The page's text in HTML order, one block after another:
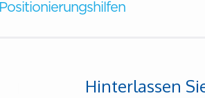
Positionierungshilfen
Hinterlassen